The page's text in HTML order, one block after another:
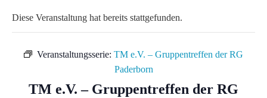
Diese Veranstaltung hat bereits stattgefunden.
Veranstaltungsserie: TM e.V. – Gruppentreffen der RG
Paderborn
TM e.V. – Gruppentreffen der RG